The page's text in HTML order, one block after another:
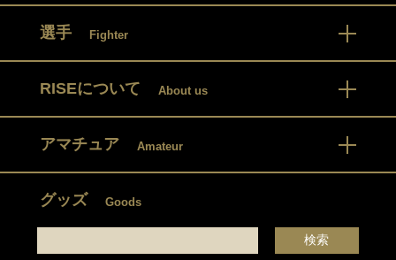
選手 Fighter
RISEについて About us
アマチュア Amateur
グッズ Goods